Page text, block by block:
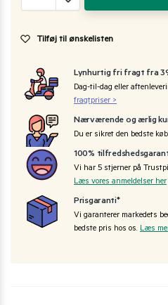
Tilføj til ønskelisten
Lynhurtig fri fragt fra
Dag-til-dag eller
fragtpriser >
Nærværende og ærlig
Du er sikret den bedste
100%
Vi har 5 stjerner på
Læs vores anmeldelser her
Prisgaranti*
Vi garanterer markedets
bedste pris hos os. Læs